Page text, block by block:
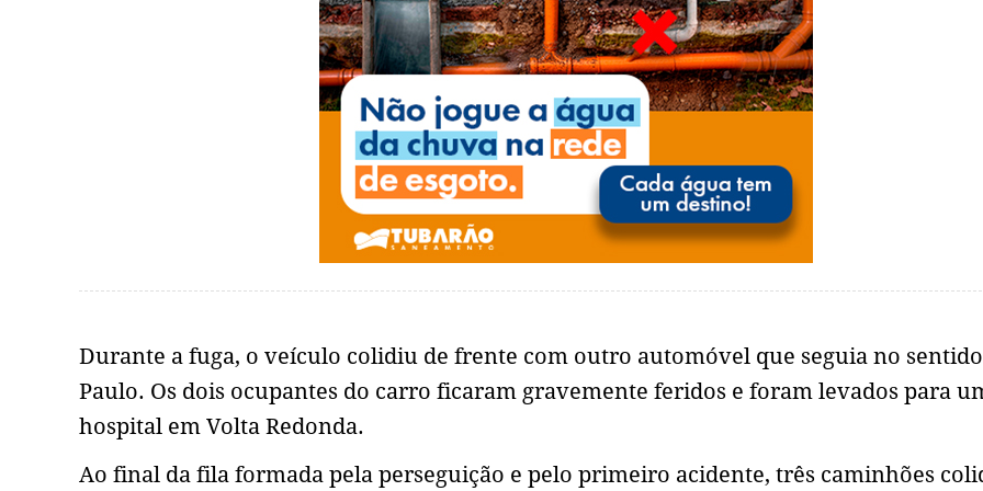
Durante a fuga, o veículo colidiu de frente com outro automóvel que seguia no sentido
Paulo. Os dois ocupantes do carro ficaram gravemente feridos e foram levados para
hospital em Volta Redonda.
Ao final da fila formada pela perseguição e pelo primeiro acidente, três caminhões